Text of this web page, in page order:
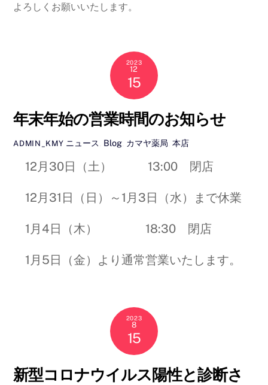
よろしくお願いいたします。
2023
12
15
年末年始の営業時間のお知らせ
ADMIN_KMY ニュース Blog カマヤ薬局 ,本店
12月30日（土） 13:00 閉店
12月31日（日）～1月3日（水）まで休業
1月4日（木） 18:30 閉店
1月5日（金）より通常営業いたします。
2023
8
15
新型コロナウイルス陽性と診断さ